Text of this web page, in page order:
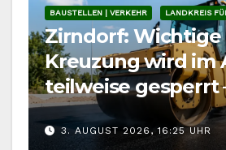
BAUSTELLEN | VERKEHR LANDKREIS
Zirndorf: Wichtige
Kreuzung wird im
teilweise gesperrt
Auswirkung auf
Kärwaumzug
3. AUGUST 2026, 16:25 UHR